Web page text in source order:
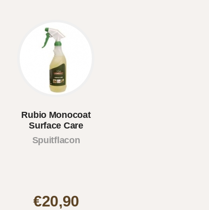
Rubio Monocoat
Surface Care
Spuitflacon
€20,90